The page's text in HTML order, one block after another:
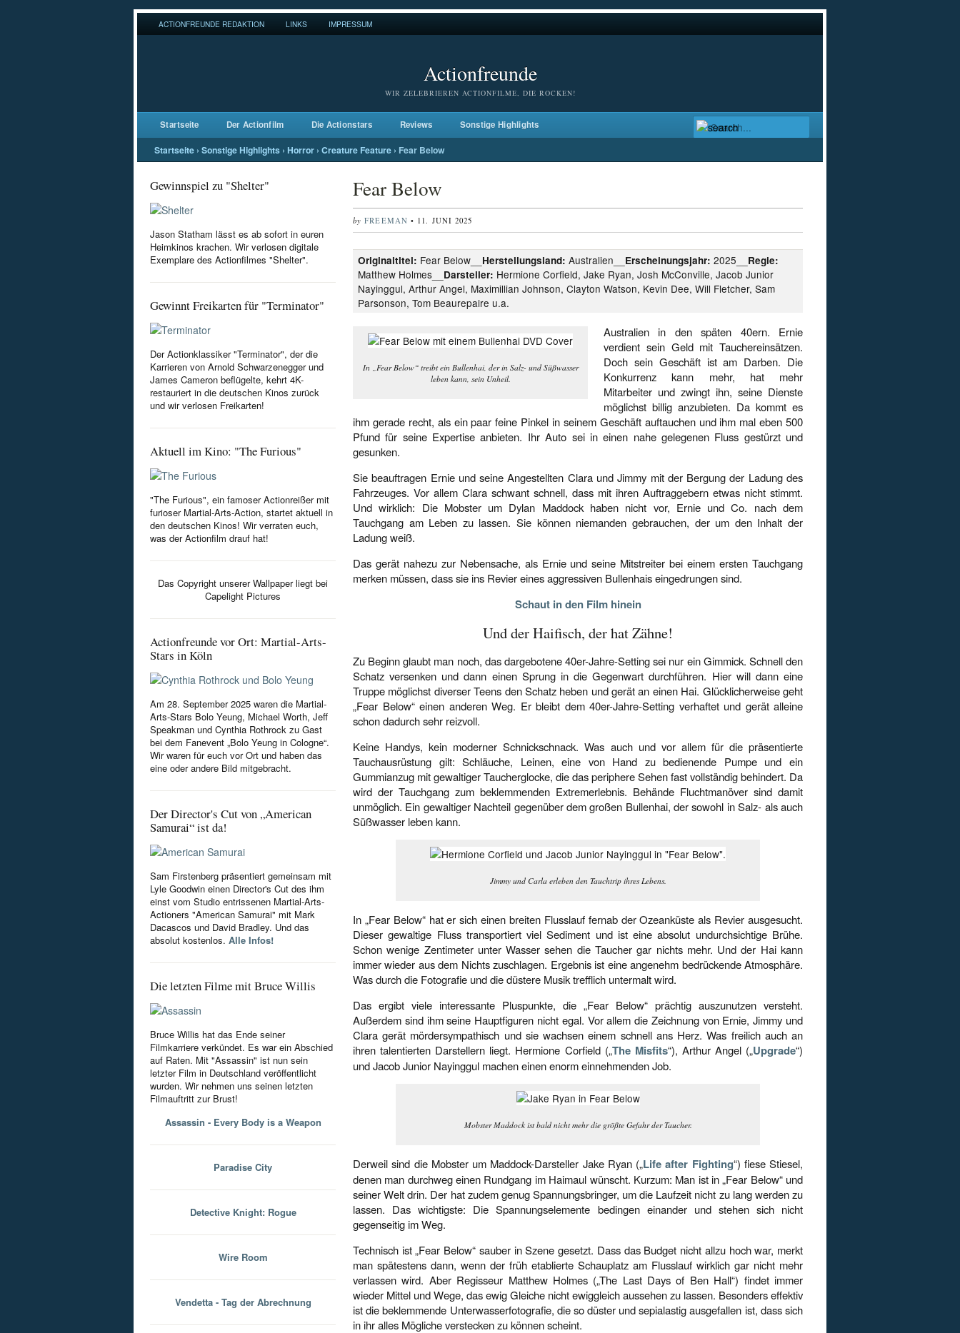
ACTIONFREUNDE REDAKTION LINKS IMPRESSUM
Actionfreunde
WIR ZELEBRIEREN ACTIONFILME, DIE ROCKEN!
Startseite Der Actionfilm Die Actionstars Reviews Sonstige Highlights
Startseite › Sonstige Highlights › Horror › Creature Feature › Fear Below
Gewinnspiel zu "Shelter"
Jason Statham lässt es ab sofort in euren
Heimkinos krachen. Wir verlosen digitale
Exemplare des Actionfilmes "Shelter".
Gewinnt Freikarten für "Terminator"
Der Actionklassiker "Terminator", der die
Karrieren von Arnold Schwarzenegger und
James Cameron beflügelte, kehrt 4K-
restauriert in die deutschen Kinos zurück
und wir verlosen Freikarten!
Aktuell im Kino: "The Furious"
"The Furious", ein famoser Actionreißer mit
furioser Martial-Arts-Action, startet aktuell in
den deutschen Kinos! Wir verraten euch,
was der Actionfilm drauf hat!
Das Copyright unserer Wallpaper liegt bei
Capelight Pictures
Actionfreunde vor Ort: Martial-Arts-
Stars in Köln
Am 28. September 2025 waren die Martial-
Arts-Stars Bolo Yeung, Michael Worth, Jeff
Speakman und Cynthia Rothrock zu Gast
bei dem Fanevent „Bolo Yeung in Cologne“.
Wir waren für euch vor Ort und haben das
eine oder andere Bild mitgebracht.
Der Director's Cut von „American
Samurai“ ist da!
Sam Firstenberg präsentiert gemeinsam mit
Lyle Goodwin einen Director's Cut des ihm
einst vom Studio entrissenen Martial-Arts-
Actioners "American Samurai" mit Mark
Dacascos und David Bradley. Und das
absolut kostenlos. Alle Infos!
Die letzten Filme mit Bruce Willis
Bruce Willis hat das Ende seiner
Filmkarriere verkündet. Es war ein Abschied
auf Raten. Mit "Assassin" ist nun sein
letzter Film in Deutschland veröffentlicht
wurden. Wir nehmen uns seinen letzten
Filmauftritt zur Brust!
Assassin - Every Body is a Weapon
Paradise City
Detective Knight: Rogue
Wire Room
Vendetta - Tag der Abrechnung
Fear Below
by FREEMAN • 11. JUNI 2025
Originaltitel: Fear Below__ Herstellungsland: Australien__ Erscheinungsjahr: 2025__ Regie:
Matthew Holmes__ Darsteller: Hermione Corfield, Jake Ryan, Josh McConville, Jacob Junior
Nayinggul, Arthur Angel, Maximillian Johnson, Clayton Watson, Kevin Dee, Will Fletcher, Sam
Parsonson, Tom Beaurepaire u.a.
In „Fear Below“ treibt ein Bullenhai, der in Salz- und Süßwasser
leben kann, sein Unheil.
Australien in den späten 40ern. Ernie
verdient sein Geld mit Tauchereinsätzen.
Doch sein Geschäft ist am Darben. Die
Konkurrenz kann mehr, hat mehr
Mitarbeiter und zwingt ihn, seine Dienste
möglichst billig anzubieten. Da kommt es
ihm gerade recht, als ein paar feine Pinkel in seinem Geschäft auftauchen und ihm mal eben 500
Pfund für seine Expertise anbieten. Ihr Auto sei in einen nahe gelegenen Fluss gestürzt und
gesunken.
Sie beauftragen Ernie und seine Angestellten Clara und Jimmy mit der Bergung der Ladung des
Fahrzeuges. Vor allem Clara schwant schnell, dass mit ihren Auftraggebern etwas nicht stimmt.
Und wirklich: Die Mobster um Dylan Maddock haben nicht vor, Ernie und Co. nach dem
Tauchgang am Leben zu lassen. Sie können niemanden gebrauchen, der um den Inhalt der
Ladung weiß.
Das gerät nahezu zur Nebensache, als Ernie und seine Mitstreiter bei einem ersten Tauchgang
merken müssen, dass sie ins Revier eines aggressiven Bullenhais eingedrungen sind.
Schaut in den Film hinein
Und der Haifisch, der hat Zähne!
Zu Beginn glaubt man noch, das dargebotene 40er-Jahre-Setting sei nur ein Gimmick. Schnell den
Schatz versenken und dann einen Sprung in die Gegenwart durchführen. Hier will dann eine
Truppe möglichst diverser Teens den Schatz heben und gerät an einen Hai. Glücklicherweise geht
„Fear Below“ einen anderen Weg. Er bleibt dem 40er-Jahre-Setting verhaftet und gerät alleine
schon dadurch sehr reizvoll.
Keine Handys, kein moderner Schnickschnack. Was auch und vor allem für die präsentierte
Tauchausrüstung gilt: Schläuche, Leinen, eine von Hand zu bedienende Pumpe und ein
Gummianzug mit gewaltiger Taucherglocke, die das periphere Sehen fast vollständig behindert. Da
wird der Tauchgang zum beklemmenden Extremerlebnis. Behände Fluchtmanöver sind damit
unmöglich. Ein gewaltiger Nachteil gegenüber dem großen Bullenhai, der sowohl in Salz- als auch
Süßwasser leben kann.
Jimmy und Carla erleben den Tauchtrip ihres Lebens.
In „Fear Below“ hat er sich einen breiten Flusslauf fernab der Ozeanküste als Revier ausgesucht.
Dieser gewaltige Fluss transportiert viel Sediment und ist eine absolut undurchsichtige Brühe.
Schon wenige Zentimeter unter Wasser sehen die Taucher gar nichts mehr. Und der Hai kann
immer wieder aus dem Nichts zuschlagen. Ergebnis ist eine angenehm bedrückende Atmosphäre.
Was durch die Fotografie und die düstere Musik trefflich untermalt wird.
Das ergibt viele interessante Pluspunkte, die „Fear Below“ prächtig auszunutzen versteht.
Außerdem sind ihm seine Hauptfiguren nicht egal. Vor allem die Zeichnung von Ernie, Jimmy und
Clara gerät mördersympathisch und sie wachsen einem schnell ans Herz. Was freilich auch an
ihren talentierten Darstellern liegt. Hermione Corfield („The Misfits“), Arthur Angel („Upgrade“)
und Jacob Junior Nayinggul machen einen enorm einnehmenden Job.
Mobster Maddock ist bald nicht mehr die größte Gefahr der Taucher.
Derweil sind die Mobster um Maddock-Darsteller Jake Ryan („Life after Fighting“) fiese Stiesel,
denen man durchweg einen Rundgang im Haimaul wünscht. Kurzum: Man ist in „Fear Below“ und
seiner Welt drin. Der hat zudem genug Spannungsbringer, um die Laufzeit nicht zu lang werden zu
lassen. Das wichtigste: Die Spannungselemente bedingen einander und stehen sich nicht
gegenseitig im Weg.
Technisch ist „Fear Below“ sauber in Szene gesetzt. Dass das Budget nicht allzu hoch war, merkt
man spätestens dann, wenn der früh etablierte Schauplatz am Flusslauf wirklich gar nicht mehr
verlassen wird. Aber Regisseur Matthew Holmes („The Last Days of Ben Hall“) findet immer
wieder Mittel und Wege, das ewig Gleiche nicht ewiggleich aussehen zu lassen. Besonders effektiv
ist die beklemmende Unterwasserfotografie, die so düster und sepialastig ausgefallen ist, dass sich
in ihr alles Mögliche verstecken zu können scheint.